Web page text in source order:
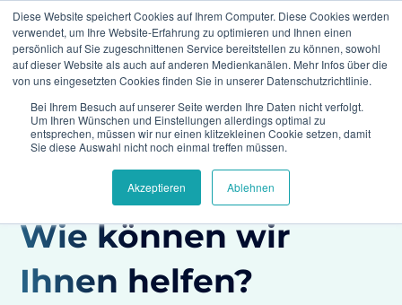
Diese Website speichert Cookies auf Ihrem Computer. Diese Cookies werden
verwendet, um Ihre Website-Erfahrung zu optimieren und Ihnen einen
persönlich auf Sie zugeschnittenen Service bereitstellen zu können, sowohl
auf dieser Website als auch auf anderen Medienkanälen. Mehr Infos über die
von uns eingesetzten Cookies finden Sie in unserer Datenschutzrichtlinie.
Bei Ihrem Besuch auf unserer Seite werden Ihre Daten nicht verfolgt.
Um Ihren Wünschen und Einstellungen allerdings optimal zu
entsprechen, müssen wir nur einen klitzekleinen Cookie setzen, damit
Sie diese Auswahl nicht noch einmal treffen müssen.
Akzeptieren Ablehnen
Climedo FAQs
Wie lange dauert es, die
Climedo-Software zu erlernen?
Wie können wir
Ihnen helfen?